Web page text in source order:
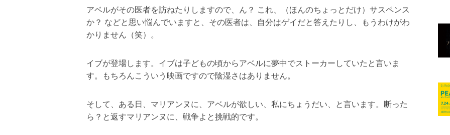
アベルがその医者を訪ねたりしますので、ん？ これ、（ほんのちょっとだけ）サスペンス
か？ などと思い悩んでいますと、その医者は、自分はゲイだと答えたりし、もうわけがわ
かりません（笑）。
イブが登場します。イブは子どもの頃からアベルに夢中でストーカーしていたと言いま
す。もちろんこういう映画ですので陰湿さはありません。
そして、ある日、マリアンヌに、アベルが欲しい、私にちょうだい、と言います。断った
ら？と返すマリアンヌに、戦争よと挑戦的です。